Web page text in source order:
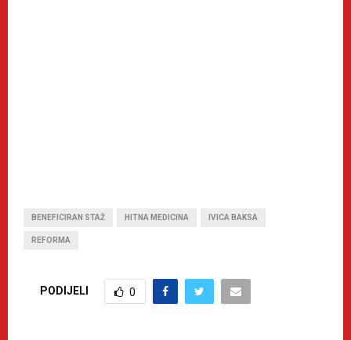
BENEFICIRAN STAŽ HITNA MEDICINA IVICA BAKSA
REFORMA
PODIJELI 0